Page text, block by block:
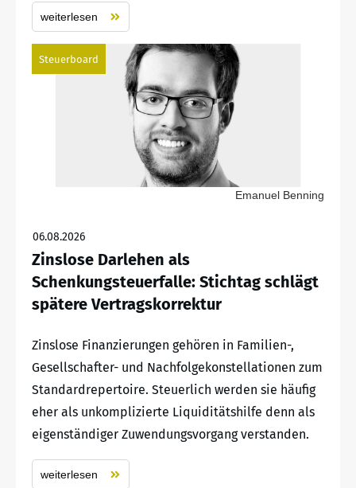
weiterlesen
Steuerboard
Emanuel Benning
06.08.2026
Zinslose Darlehen als
Schenkungsteuerfalle: Stichtag schlägt
spätere Vertragskorrektur
Zinslose Finanzierungen gehören in Familien-,
Gesellschafter- und Nachfolgekonstellationen zum
Standardrepertoire. Steuerlich werden sie häufig
eher als unkomplizierte Liquiditätshilfe denn als
eigenständiger Zuwendungsvorgang verstanden.
weiterlesen